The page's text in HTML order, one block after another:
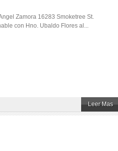
Zamora 16283 Smoketree St.
con Hno. Ubaldo Flores al...
Leer Mas